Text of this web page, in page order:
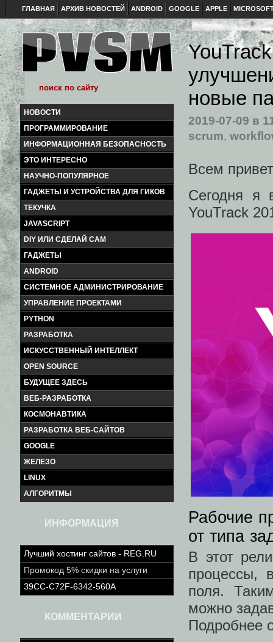
ГЛАВНАЯ АРХИВ НОВОСТЕЙ ANDROID GOOGLE APPLE
НОВОСТИ
ПРОГРАММИРОВАНИЕ
ИНФОРМАЦИОННАЯ БЕЗОПАСНОСТЬ
ЭТО ИНТЕРЕСНО
НАУЧНО-ПОПУЛЯРНОЕ
ГАДЖЕТЫ И УСТРОЙСТВА ДЛЯ ГИКОВ
ТЕКУЧКА
JAVASCRIPT
DIY ИЛИ СДЕЛАЙ САМ
ГАДЖЕТЫ
ANDROID
СИСТЕМНОЕ АДМИНИСТРИРОВАНИЕ
УПРАВЛЕНИЕ ПРОЕКТАМИ
PYTHON
РАЗРАБОТКА
ИСКУССТВЕННЫЙ ИНТЕЛЛЕКТ
OPEN SOURCE
БУДУЩЕЕ ЗДЕСЬ
ВЕБ-РАЗРАБОТКА
КОСМОНАВТИКА
РАЗРАБОТКА ВЕБ-САЙТОВ
GOOGLE
ЖЕЛЕЗО
LINUX
АЛГОРИТМЫ
ИНФОРМАЦИЯ
Лучший хостинг сайтов - REG.RU
Промокод 5% скидки на услуги
39CC-C72F-6342-560A
КОММЕНТАРИИ
новые
2019-07-09 в
scrum,
Всем
Сегодня я
YouTrack
Рабочие
от типа
В этот
процессы,
поля.
можно
Подробнее